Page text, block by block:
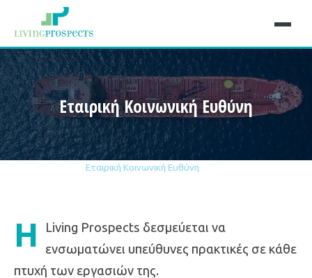
Εταιρική Κοινωνική Ευθύνη
Εταιρική Κοινωνική Ευθύνη
Η
Living Prospects δεσμεύεται να
ενσωματώνει υπεύθυνες πρακτικές σε κάθε
πτυχή των εργασιών της.